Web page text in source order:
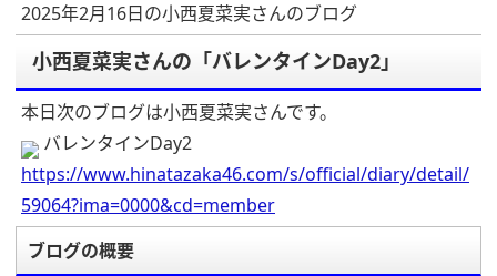
2025年2月16日の小西夏菜実さんのブログ
小西夏菜実さんの「バレンタインDay2」
本日次のブログは小西夏菜実さんです。
バレンタインDay2
https://www.hinatazaka46.com/s/official/diary/detail/
59064?ima=0000&cd=member
ブログの概要